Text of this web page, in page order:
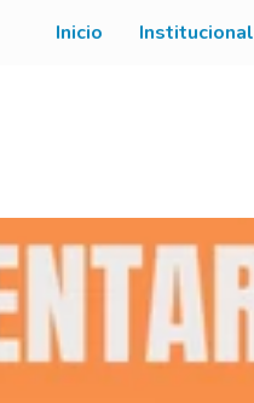
Inicio Institucional